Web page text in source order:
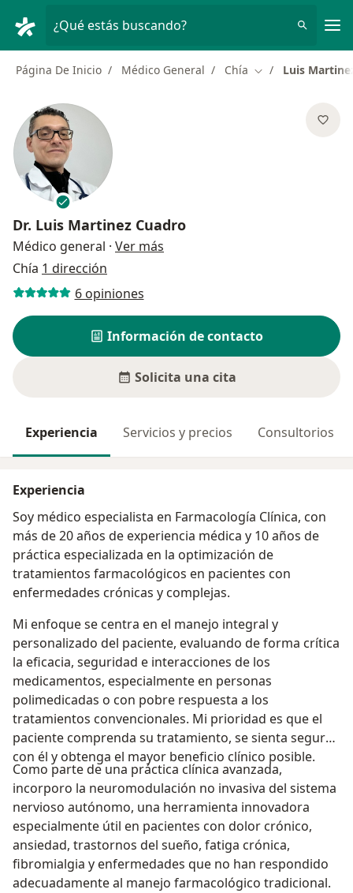
¿Qué estás buscando?
Página De Inicio Médico General Chía Cambiar de ciudad
Luis
Dr. Luis Martinez Cuadro
Médico general · Ver más
Chía 1 dirección
6 opiniones
Información de contacto
Solicita una cita
Experiencia Servicios y precios Consultorios
Experiencia
Soy médico especialista en Farmacología Clínica, con
más de 20 años de experiencia médica y 10 años de
práctica especializada en la optimización de
tratamientos farmacológicos en pacientes con
enfermedades crónicas y complejas.
Mi enfoque se centra en el manejo integral y
personalizado del paciente, evaluando de forma crítica
la eficacia, seguridad e interacciones de los
medicamentos, especialmente en personas
polimedicadas o con pobre respuesta a los
tratamientos convencionales. Mi prioridad es que el
paciente comprenda su tratamiento, se sienta seguro
con él y obtenga el mayor beneficio clínico posible.
Como parte de una práctica clínica avanzada,
incorporo la neuromodulación no invasiva del sistema
nervioso autónomo, una herramienta innovadora
especialmente útil en pacientes con dolor crónico,
ansiedad, trastornos del sueño, fatiga crónica,
fibromialgia y enfermedades que no han respondido
adecuadamente al manejo farmacológico tradicional.